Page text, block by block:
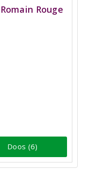
Rouge
Doos (6)